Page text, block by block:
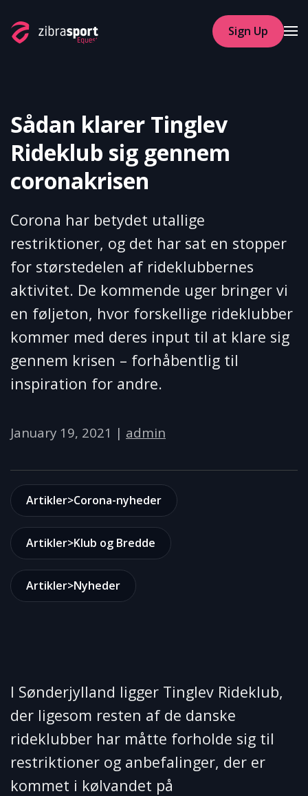
Skip to main content
Sign Up
Sådan klarer Tinglev
Rideklub sig gennem
coronakrisen
Corona har betydet utallige
restriktioner, og det har sat en stopper
for størstedelen af rideklubbernes
aktivitet. De kommende uger bringer vi
en føljeton, hvor forskellige rideklubber
kommer med deres input til at klare sig
gennem krisen – forhåbentlig til
inspiration for andre.
January 19, 2021 | admin
Artikler>Corona-nyheder
Artikler>Klub og Bredde
Artikler>Nyheder
I Sønderjylland ligger Tinglev Rideklub,
der ligesom resten af de danske
rideklubber har måtte forholde sig til
restriktioner og anbefalinger, der er
kommet i kølvandet på